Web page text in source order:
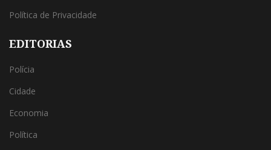
Política de Privacidade
EDITORIAS
Polícia
Cidade
Economia
Política